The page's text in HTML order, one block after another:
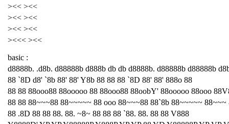
><< ><<
><< ><<
><< ><<
><<< ><<
basic :
d8888b. .d8b. d88888b d888b db db d8888b. d88888b d88888b
88 `8D d8' `8b 88' 88' Y8b 88 88 88 `8D 88' 88' 888o 88
88 88 88ooo88 88ooooo 88 88ooo88 88oobY' 88ooooo 88ooo
88 88 88~~~88 88~~~~~ 88 ooo 88~~~88 88`8b 88~~~~~ 88~~~
88 .8D 88 88 88. 88. ~8~ 88 88 88 `88. 88. 88 88 V888